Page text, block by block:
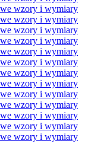
wzory i wymiary
wzory i wymiary
wzory i wymiary
wzory i wymiary
wzory i wymiary
wzory i wymiary
wzory i wymiary
wzory i wymiary
wzory i wymiary
wzory i wymiary
wzory i wymiary
wzory i wymiary
wzory i wymiary